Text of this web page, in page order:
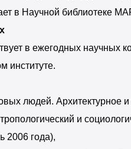
в Научной библиотеке
в ежегодных научных
институте.
людей. Архитектурное и
и
2006 года),